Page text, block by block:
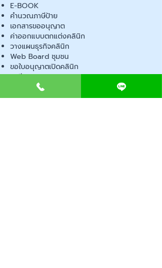
E-BOOK
คำนวณภาษีป้าย
เอกสารขออนุญาต
ค่าออกแบบตกแต่งคลินิก
วางแผนธุรกิจคลินิก
Web Board ชุมชน
ขอใบอนุญาตเปิดคลินิก
ภาษีธุรกิจคลินิก
ตรวจสอบรายชื่อแพทย์
ติดต่อ สำนักงานสาธารณสุข